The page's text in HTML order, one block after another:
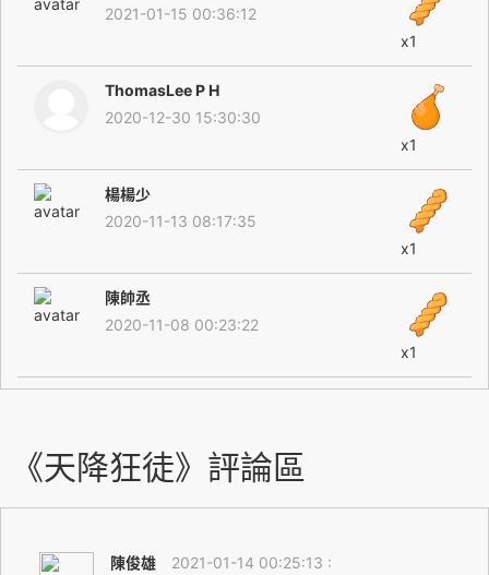
2021-01-15 00:36:12
x1
ThomasLee P H
2020-12-30 15:30:30
x1
楊楊少
2020-11-13 08:17:35
x1
陳帥丞
2020-11-08 00:23:22
x1
《天降狂徒》評論區
陳俊雄
2021-01-14 00:25:13 :